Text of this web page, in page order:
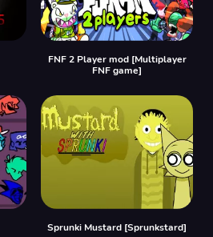
FNF 2 Player mod [Multiplayer
FNF game]
Sprunki Mustard [Sprunkstard]